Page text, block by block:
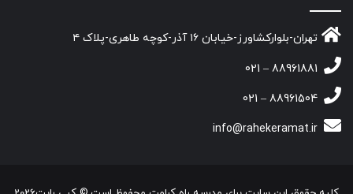
تهران-بلوارکشاورز-خیابان ۱۶ آذر-کوچه طاهری-پلاک ۴
88961881 – 021
88961504 – 021
info@rahekeramat.ir